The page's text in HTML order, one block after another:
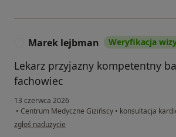
Marek lejbman Weryfikacja
Lekarz przyjazny kompetentny
fachowiec
13 czerwca 2026
• Centrum Medyczne Gizińscy • konsultacja
w opinii użytkownika Marek lejbman
zgłoś nadużycie